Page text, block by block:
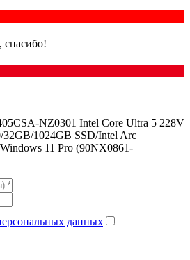
спасибо!
NZ0301 Intel Core Ultra 5 228V
1024GB SSD/Intel Arc
11 Pro (90NX0861-
данных